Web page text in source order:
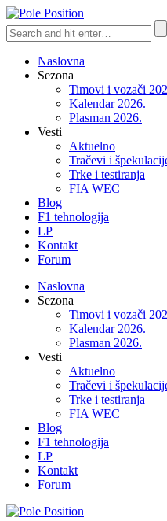
Naslovna
Sezona
Timovi i vozači
Kalendar 2026.
Plasman 2026.
Vesti
Aktuelno
Tračevi i
Trke i testiranja
FIA WEC
Blog
F1 tehnologija
LP
Kontakt
Forum
Naslovna
Sezona
Timovi i vozači
Kalendar 2026.
Plasman 2026.
Vesti
Aktuelno
Tračevi i
Trke i testiranja
FIA WEC
Blog
F1 tehnologija
LP
Kontakt
Forum